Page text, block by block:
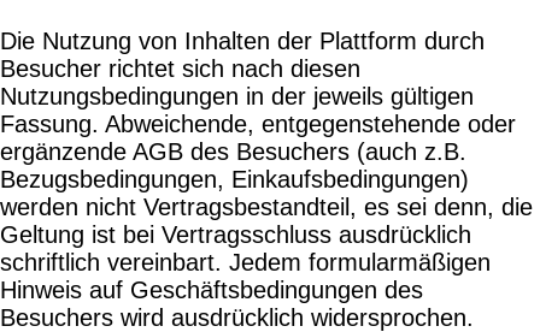
Die Nutzung von Inhalten der Plattform durch
Besucher richtet sich nach diesen
Nutzungsbedingungen in der jeweils gültigen
Fassung. Abweichende, entgegenstehende oder
ergänzende AGB des Besuchers (auch z.B.
Bezugsbedingungen, Einkaufsbedingungen)
werden nicht Vertragsbestandteil, es sei denn, die
Geltung ist bei Vertragsschluss ausdrücklich
schriftlich vereinbart. Jedem formularmäßigen
Hinweis auf Geschäftsbedingungen des
Besuchers wird ausdrücklich widersprochen.